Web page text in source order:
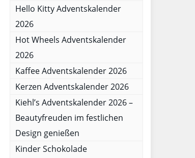
Hello Kitty Adventskalender
2026
Hot Wheels Adventskalender
2026
Kaffee Adventskalender 2026
Kerzen Adventskalender 2026
Kiehl’s Adventskalender 2026 –
Beautyfreuden im festlichen
Design genießen
Kinder Schokolade